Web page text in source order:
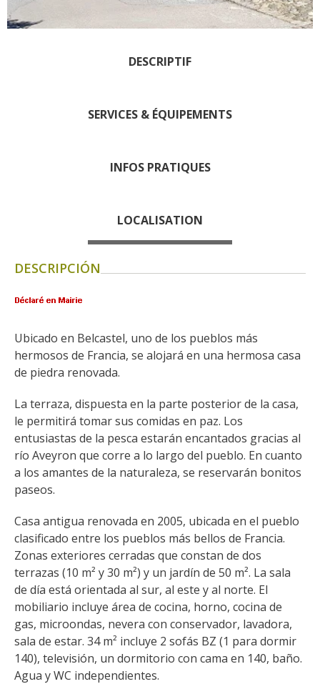
« Nuestros campos antes »
artistas y artesanos
Las ferias y mercados
Descubrimiento del terruño
Recetas y productos locales
Pasear en menos
kilómetros
Los más bonitos pueblos en
Otras hermosas aldeas
El Pays des Bastides du
Rouergue
Las ciudades y países de
arte y historia
Decazeville – Aubin
Patrimonio mundial de la
UNESCO
DESCRIPTIF
SERVICES & ÉQUIPEMENTS
INFOS PRATIQUES
LOCALISATION
DESCRIPCIÓN
Ubicado en Belcastel, uno de los pueblos más
hermosos de Francia, se alojará en una hermosa casa
de piedra renovada.
La terraza, dispuesta en la parte posterior de la casa,
le permitirá tomar sus comidas en paz. Los
entusiastas de la pesca estarán encantados gracias al
río Aveyron que corre a lo largo del pueblo. En cuanto
a los amantes de la naturaleza, se reservarán bonitos
paseos.
Casa antigua renovada en 2005, ubicada en el pueblo
clasificado entre los pueblos más bellos de Francia.
Zonas exteriores cerradas que constan de dos
terrazas (10 m² y 30 m²) y un jardín de 50 m². La sala
de día está orientada al sur, al este y al norte. El
mobiliario incluye área de cocina, horno, cocina de
gas, microondas, nevera con conservador, lavadora,
sala de estar. 34 m² incluye 2 sofás BZ (1 para dormir
140), televisión, un dormitorio con cama en 140, baño.
Agua y WC independientes.